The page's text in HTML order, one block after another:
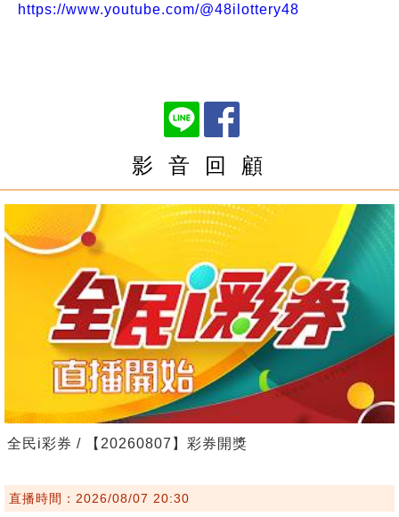
https://www.youtube.com/@48ilottery48
影 音 回 顧
全民i彩券 / 【20260807】彩券開獎
直播時間：2026/08/07 20:30